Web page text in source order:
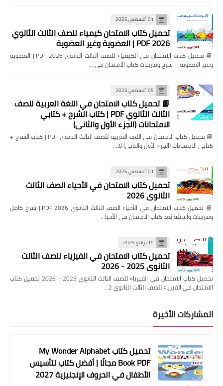
01 أغسطس 2025
تحميل كتاب الامتحان كيمياء للصف الثالث الثانوي
2026 PDF | العضوية وغير العضوية
📘 تحميل كتاب الامتحان في الكيمياء للصف الثالث الثانوي 2026 PDF | العضوية
وغير العضوية – شرح وتدريبات كتاب الامتحان في …
05 أغسطس 2025
📘 تحميل كتاب الامتحان في اللغة العربية للصف
الثالث الثانوي PDF | كتاب الشرح + كتابي
الامتحانات (الجزء الأول والثاني)
📘 تحميل كتاب الامتحان في اللغة العربية للصف الثالث الثانوي PDF | كتاب الشرح +
كتابي الامتحانات (الجزء الأول والثاني) ك…
01 أغسطس 2025
تحميل كتاب الامتحان في الأحياء الصف الثالث
الثانوي 2026
📘 تحميل كتاب الامتحان في الأحياء الصف الثالث الثانوي 2026 PDF | شرح كامل
وتدريبات وأسئلة يُعد كتاب الامتحان في الأحيا…
19 يوليو 2025
تحميل كتاب الامتحان في الفيزياء للصف الثالث
الثانوي 2025 - 2026
تحميل كتاب الامتحان في الفيزياء للصف الثالث الثانوي 2025 - 2026 تحميل كتاب
الامتحان في الفيزياء للصف الثالث الثانوي 2…
المشاركات الأخيرة
تحميل كتاب My Wonder Alphabet
Book PDF مجانًا | أفضل كتاب لتأسيس
الأطفال في الحروف الإنجليزية 2027